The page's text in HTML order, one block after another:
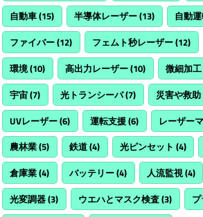
自動車(15) 半導体レーザー(13) 自動
ファイバー(12) フェムト秒レーザー(12)
環境(10) 高出力レーザー(10) 微細加工
宇宙(7) 光トランシーバ(7) 災害や救助
UVレーザー(6) 運転支援(6) レーザー
農林業(5) 鉄道(4) 光ピンセット (4)
倉庫業(4) バッテリー(4) 人流監視(4)
光変調器(3) ウエハとマスク検査(3)